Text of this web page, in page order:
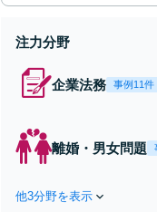
注力分野
企業法務 事例11件
離婚・男女問題
他3分野を表示